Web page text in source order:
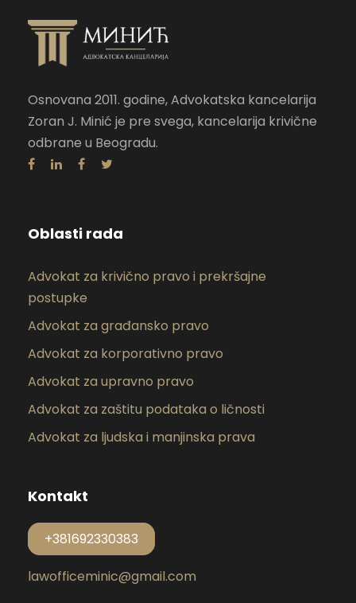
Osnovana 2011. godine, Advokatska kancelarija
Zoran J. Minić je pre svega, kancelarija krivične
odbrane u Beogradu.
Oblasti rada
Advokat za krivično pravo i prekršajne
postupke
Advokat za građansko pravo
Advokat za korporativno pravo
Advokat za upravno pravo
Advokat za zaštitu podataka o ličnosti
Advokat za ljudska i manjinska prava
Kontakt
+381692330383
lawofficeminic@gmail.com